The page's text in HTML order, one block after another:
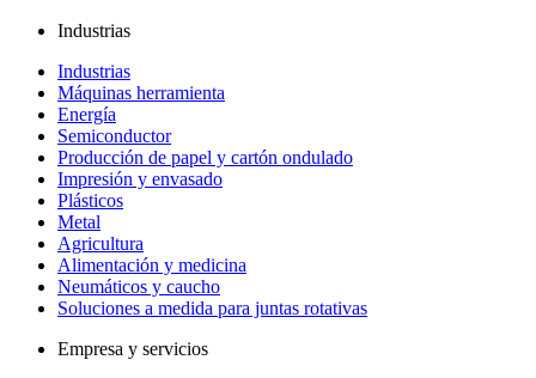
Industrias
Industrias
Máquinas herramienta
Energía
Semiconductor
Producción de papel y cartón ondulado
Impresión y envasado
Plásticos
Metal
Agricultura
Alimentación y medicina
Neumáticos y caucho
Soluciones a medida para juntas rotativas
Empresa y servicios